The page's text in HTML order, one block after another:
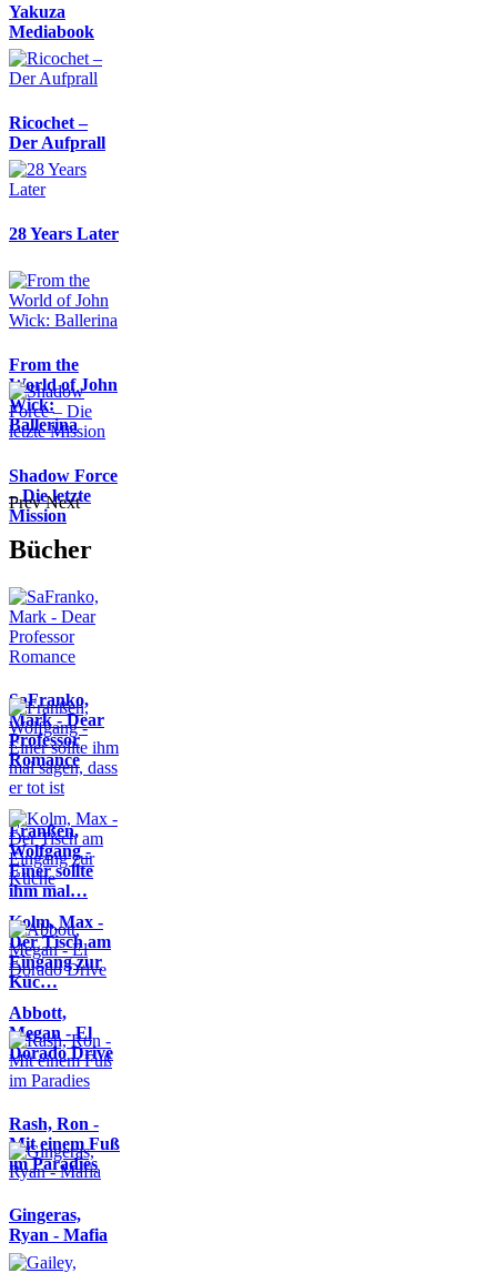
Yakuza
Mediabook
Ricochet –
Der Aufprall
28 Years Later
From the
World of John
Wick:
Ballerina
Shadow Force
– Die letzte
Mission
Prev Next
Bücher
SaFranko,
Mark - Dear
Professor
Romance
Franßen,
Wolfgang -
Einer sollte
ihm mal…
Kolm, Max -
Der Tisch am
Eingang zur
Küc…
Abbott,
Megan - El
Dorado Drive
Rash, Ron -
Mit einem Fuß
im Paradies
Gingeras,
Ryan - Mafia